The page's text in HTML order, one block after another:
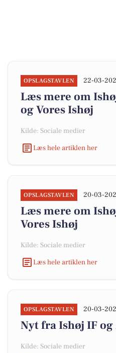
OPSLAGSTAVLEN 22-03-
Læs mere om
og Vores Ishøj
Kilde: Sociale medier
Læs hele artiklen her
OPSLAGSTAVLEN 20-03-
Læs mere om
Vores Ishøj
Kilde: Sociale medier
Læs hele artiklen her
OPSLAGSTAVLEN 20-03-
Nyt fra Ishøj IF og
Kilde: Sociale medier